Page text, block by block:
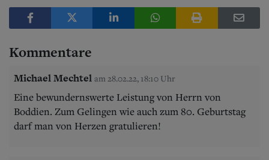
Kommentare
Michael Mechtel am 28.02.22, 18:10 Uhr
Eine bewundernswerte Leistung von Herrn von
Boddien. Zum Gelingen wie auch zum 80. Geburtstag
darf man von Herzen gratulieren!